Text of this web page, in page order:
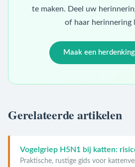
te maken. Deel uw
of haar herinnering
Maak een
Gerelateerde artikelen
Vogelgriep H5N1 bij katten:
Praktische, rustige gids voor